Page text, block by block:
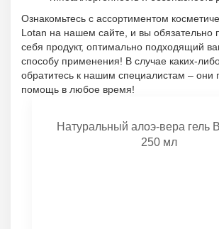
Ознакомьтесь с ассортиментом
Lotan на нашем сайте, и вы обязательно
себя продукт, оптимально подходящий
способу применения! В случае каких-
обратитесь к нашим специалистам – они
помощь в любое время!
Натуральный алоэ-вера гель
250 мл